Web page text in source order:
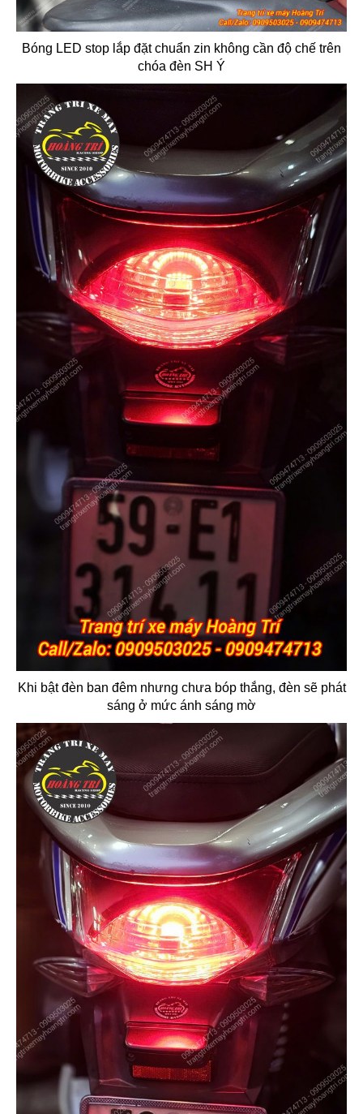
Bóng LED stop lắp đặt chuẩn zin không cần độ chế trên
chóa đèn SH Ý
Khi bật đèn ban đêm nhưng chưa bóp thắng, đèn sẽ phát
sáng ở mức ánh sáng mờ